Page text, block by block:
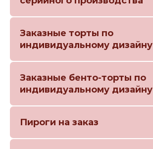
Заказные торты по
индивидуальному дизайну
Заказные бенто-торты по
индивидуальному дизайну
Пироги на заказ